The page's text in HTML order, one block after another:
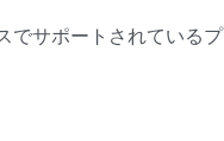
でサポートされているプ